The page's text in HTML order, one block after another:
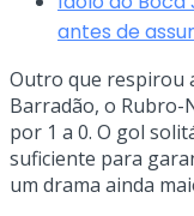
antes de
Outro que respirou
Barradão, o Rubro-
por 1 a 0. O gol
suficiente para
um drama ainda